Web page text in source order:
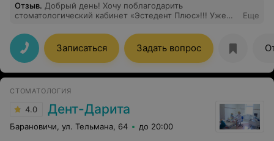
Отзыв. Добрый день! Хочу поблагодарить
стоматологический кабинет «Эстедент Плюс»!!! Уже
этой стоматологии. Что хочу отметить, это быстрая и
качественная работа и оказание услуг, персонал в виде
администратора, директора, а также всех лечащих
врачей, всегда постараются записать и принять в
удобное для клиента время. Врачи достойны ВЫСШИХ
«Эстедент Плюс» есть все стоматологические условия
и услуги для полноценного лечения, не надо бегать по
другим заведениям, все делают на месте и без
ожидания. Спасибо ВАМ огромное и успехов во всем.
Еще
Записаться Задать вопрос
СТОМАТОЛОГИЯ
4.0 Дент-Дарита
Барановичи, ул. Тельмана, 64 до 20:00